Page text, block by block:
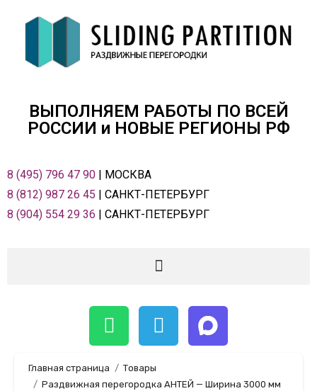
ВЫПОЛНЯЕМ РАБОТЫ ПО ВСЕЙ
РОСCИИ и НОВЫЕ РЕГИОНЫ РФ
8 (495) 796 47 90 | МОСКВА
8 (812) 987 26 45 | САНКТ-ПЕТЕРБУРГ
8 (904) 554 29 36 | САНКТ-ПЕТЕРБУРГ
Главная страница
Товары
Раздвижная перегородка АНТЕЙ — Ширина 3000 мм